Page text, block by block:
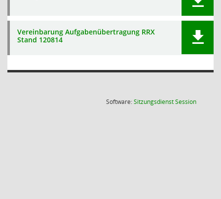
Vereinbarung Aufgabenübertragung RRX
Stand 120814
Software:SitzungsdienstSession(Wird in